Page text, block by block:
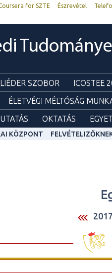
for SZTE Észrevétel
SZOBOR ICOSTEE
ÉLETVÉGI MÉLTÓSÁG
OKTATÁS
KÖZPONT